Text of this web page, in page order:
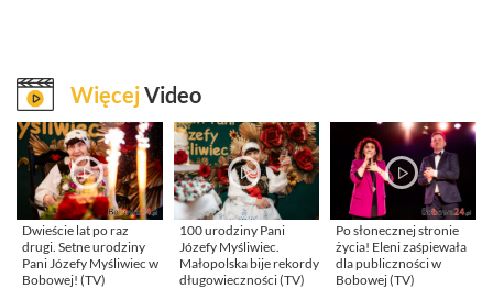
WięcejVideo
Dwieście lat po raz
drugi. Setne urodziny
Pani Józefy Myśliwiec w
Bobowej! (TV)
100 urodziny Pani
Józefy Myśliwiec.
Małopolska bije rekordy
długowieczności (TV)
Po słonecznej stronie
życia! Eleni zaśpiewała
dla publiczności w
Bobowej (TV)